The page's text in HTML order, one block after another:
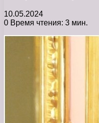
10.05.2024
0 Время чтения: 3 мин.